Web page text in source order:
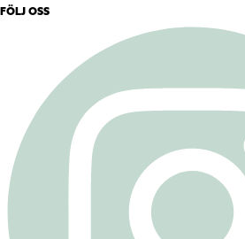
FÖLJ OSS